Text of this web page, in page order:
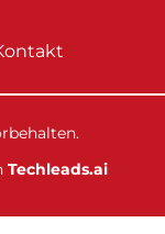
Techleads.ai